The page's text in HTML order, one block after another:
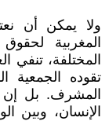
ولا يمكن أن
المغربية
المختلفة، تنفي
تقوده الجمعية
المشرف. بل إن
الإنسان، وبين